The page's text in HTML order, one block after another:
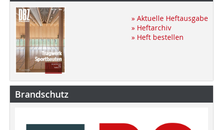
» Aktuelle Heftausgabe
» Heftarchiv
» Heft bestellen
Brandschutz